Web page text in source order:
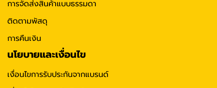
การจัดส่งสินค้าแบบธรรมดา
ติดตามพัสดุ
การคืนเงิน
นโยบายและเงื่อนไข
เงื่อนไขการรับประกันจากแบรนด์